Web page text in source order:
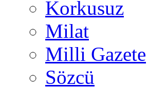
Korkusuz
Milat
Milli Gazete
Sözcü